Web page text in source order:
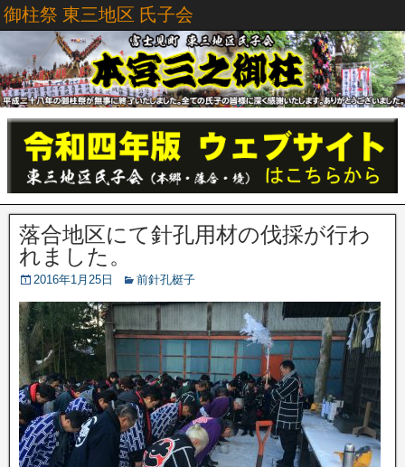
御柱祭 東三地区 氏子会
落合地区にて針孔用材の伐採が行わ
れました。
2016年1月25日 前針孔梃子